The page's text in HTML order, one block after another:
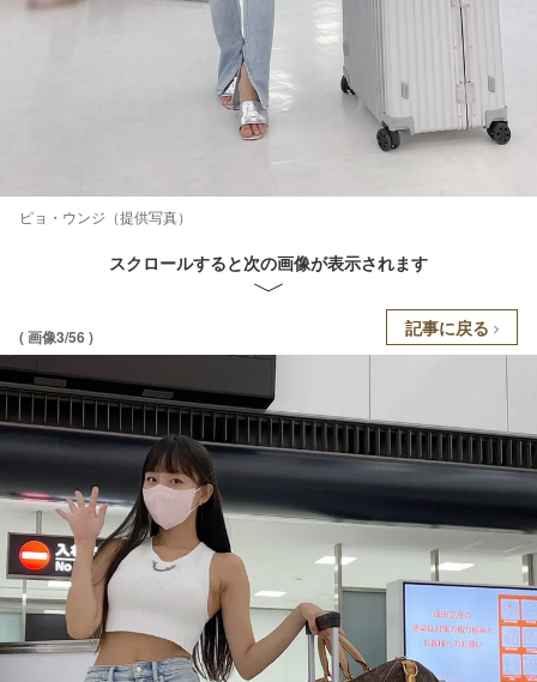
ピョ・ウンジ（提供写真）
スクロールすると次の画像が表示されます
( 画像3/56 ) 記事に戻る